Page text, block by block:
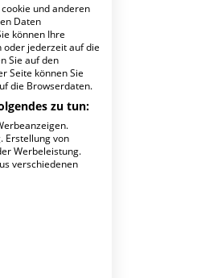
und anderen
Daten
können Ihre
oder jederzeit auf die
Sie auf den
Seite können Sie
die Browserdaten.
zu tun:
Erstellung von
Werbeleistung.
verschiedenen